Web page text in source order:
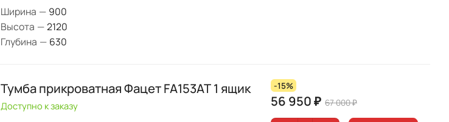
Ширина — 900
Высота —2120
Глубина — 630
Тумба прикроватная Фацет FA153AT 1 ящик
Доступно к заказу
-15%
56 950 ₽ 67 000 ₽